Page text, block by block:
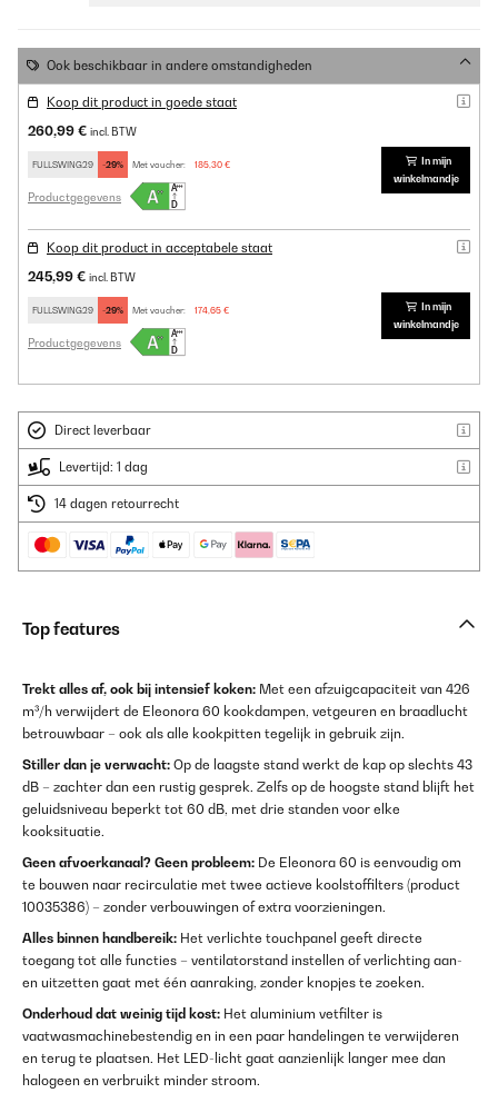
Ook beschikbaar in andere omstandigheden
Koop dit product in goede staat
260,99 € incl. BTW
FULLSWING29 -29% Met voucher: 185,30 €
Productgegevens
In mijn
winkelmandje
Koop dit product in acceptabele staat
245,99 € incl. BTW
FULLSWING29 -29% Met voucher: 174,65 €
Productgegevens
In mijn
winkelmandje
Direct leverbaar
Levertijd: 1 dag
14 dagen retourrecht
Top features
Trekt alles af, ook bij intensief koken: Met een afzuigcapaciteit van 426
m³/h verwijdert de Eleonora 60 kookdampen, vetgeuren en braadlucht
betrouwbaar – ook als alle kookpitten tegelijk in gebruik zijn.
Stiller dan je verwacht: Op de laagste stand werkt de kap op slechts 43
dB – zachter dan een rustig gesprek. Zelfs op de hoogste stand blijft het
geluidsniveau beperkt tot 60 dB, met drie standen voor elke
kooksituatie.
Geen afvoerkanaal? Geen probleem: De Eleonora 60 is eenvoudig om
te bouwen naar recirculatie met twee actieve koolstoffilters (product
10035386) – zonder verbouwingen of extra voorzieningen.
Alles binnen handbereik: Het verlichte touchpanel geeft directe
toegang tot alle functies – ventilatorstand instellen of verlichting aan-
en uitzetten gaat met één aanraking, zonder knopjes te zoeken.
Onderhoud dat weinig tijd kost: Het aluminium vetfilter is
vaatwasmachinebestendig en in een paar handelingen te verwijderen
en terug te plaatsen. Het LED-licht gaat aanzienlijk langer mee dan
halogeen en verbruikt minder stroom.